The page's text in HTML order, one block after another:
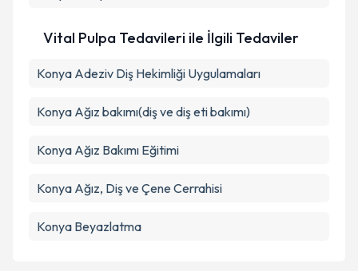
Vital Pulpa Tedavileri ile İlgili Tedaviler
Konya Adeziv Diş Hekimliği Uygulamaları
Konya Ağız bakımı(diş ve diş eti bakımı)
Konya Ağız Bakımı Eğitimi
Konya Ağız, Diş ve Çene Cerrahisi
Konya Beyazlatma